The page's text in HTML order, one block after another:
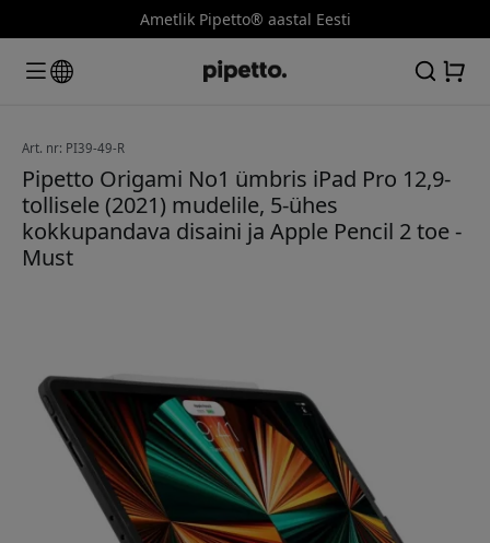
Ametlik Pipetto® aastal Eesti
Art. nr: PI39-49-R
Pipetto Origami No1 ümbris iPad Pro 12,9-
tollisele (2021) mudelile, 5-ühes
kokkupandava disaini ja Apple Pencil 2 toe -
Must